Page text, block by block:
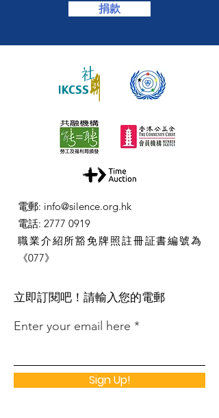
捐款
電郵: info@silence.org.hk
電話: 2777 0919
職業介紹所豁免牌照註冊証書編號為
《077》
​立即訂閱吧！請輸入您的電郵
Enter your email here
Sign Up!